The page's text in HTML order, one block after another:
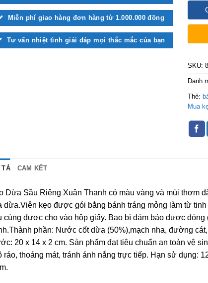
Miễn phí giao hàng đơn hàng từ 1.000.000 đồng
Tư vấn nhiệt tình giải đáp mọi thắc mắc của bạn
SKU:
Danh
Thẻ:
Mua
TẢ CAM KẾT
Dừa Sầu Riêng Xuân Thanh có màu vàng và mùi thơm
dừa.Viên kẹo được gói bằng bánh tráng mỏng làm từ
cùng được cho vào hộp giấy. Bao bì đảm bảo được
phần: Nước cốt dừa (50%),mạch nha, đường
20 x 14 x 2 cm. Sản phẩm đạt tiêu chuẩn an toàn vệ
ráo, thoáng mát, tránh ánh nắng trực tiếp. Hạn sử dụng: